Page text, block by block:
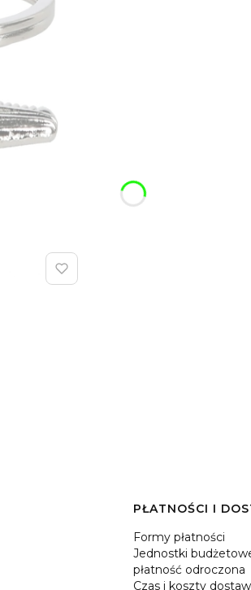
PŁATNOŚCI I
Formy płatności
Jednostki
płatność odroczona
Czas i koszty